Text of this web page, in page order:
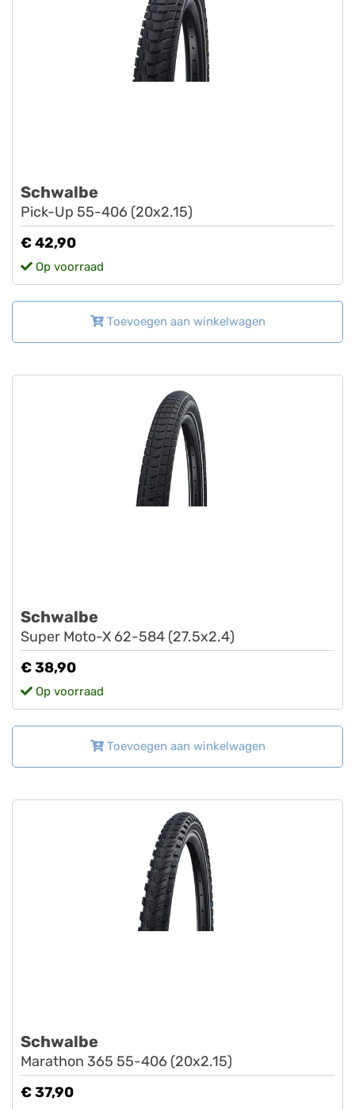
Schwalbe
Pick-Up 55-406 (20x2.15)
€ 42,90
Op voorraad
Toevoegen aan winkelwagen
Schwalbe
Super Moto-X 62-584 (27.5x2.4)
€ 38,90
Op voorraad
Toevoegen aan winkelwagen
Schwalbe
Marathon 365 55-406 (20x2.15)
€ 37,90